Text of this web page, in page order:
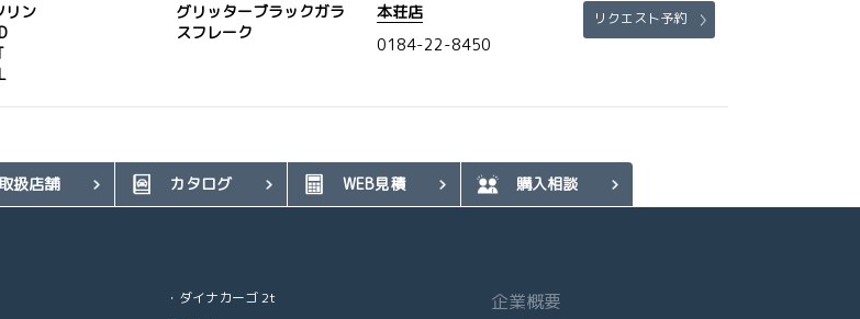
リン
グリッターブラックガラ
スフレーク
本荘店
0184-22-8450
リクエスト予約
取扱店舗 カタログ WEB見積 購入相談
・ダイナカーゴ 2t
企業概要